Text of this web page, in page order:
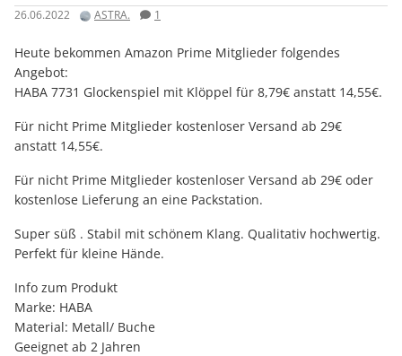
26.06.2022 ASTRA. 1
Heute bekommen Amazon Prime Mitglieder folgendes
Angebot:
HABA 7731 Glockenspiel mit Klöppel für 8,79€ anstatt 14,55€.
Für nicht Prime Mitglieder kostenloser Versand ab 29€
anstatt 14,55€.
Für nicht Prime Mitglieder kostenloser Versand ab 29€ oder
kostenlose Lieferung an eine Packstation.
Super süß . Stabil mit schönem Klang. Qualitativ hochwertig.
Perfekt für kleine Hände.
Info zum Produkt
Marke: HABA
Material: Metall/ Buche
Geeignet ab 2 Jahren